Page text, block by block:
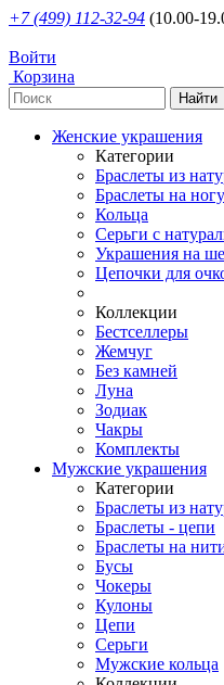
+7 (499) 112-32-94 (10.00-
Войти
Корзина
Женские украшения
Категории
Браслеты из
Браслеты на ногу
Кольца
Серьги с
Украшения на
Цепочки для
Коллекции
Бестселлеры
Жемчуг
Без камней
Луна
Зодиак
Чакры
Комплекты
Мужские украшения
Категории
Браслеты из
Браслеты - цепи
Браслеты на
Бусы
Чокеры
Кулоны
Цепи
Серьги
Мужские кольца